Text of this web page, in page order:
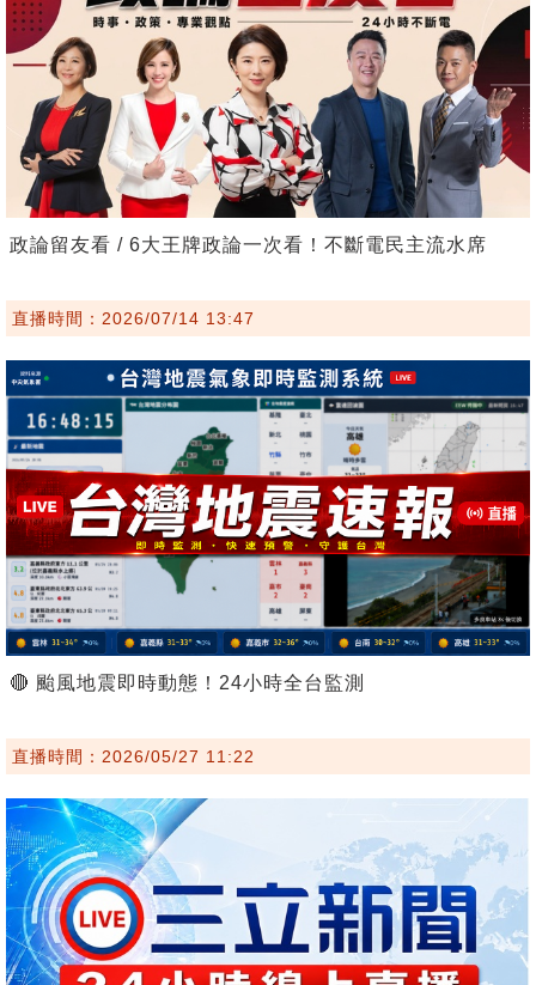
政論留友看 / 6大王牌政論一次看！不斷電民主流水席
直播時間：2026/07/14 13:47
🔴 颱風地震即時動態！24小時全台監測
直播時間：2026/05/27 11:22